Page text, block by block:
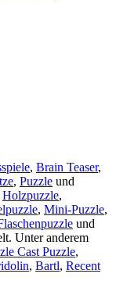
, Brain Teaser,
, Puzzle und
Holzpuzzle,
, Mini-Puzzle,
und
Unter anderem
Cast Puzzle,
, Bartl, Recent